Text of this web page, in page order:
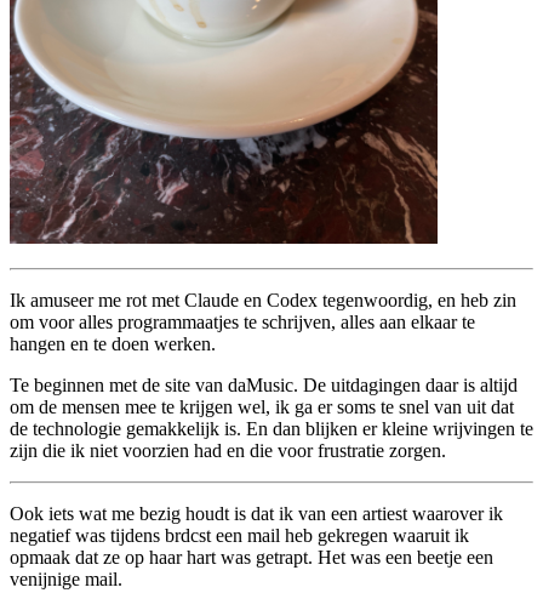
Ik amuseer me rot met Claude en Codex tegenwoordig, en heb zin
om voor alles programmaatjes te schrijven, alles aan elkaar te
hangen en te doen werken.
Te beginnen met de site van daMusic. De uitdagingen daar is altijd
om de mensen mee te krijgen wel, ik ga er soms te snel van uit dat
de technologie gemakkelijk is. En dan blijken er kleine wrijvingen te
zijn die ik niet voorzien had en die voor frustratie zorgen.
Ook iets wat me bezig houdt is dat ik van een artiest waarover ik
negatief was tijdens brdcst een mail heb gekregen waaruit ik
opmaak dat ze op haar hart was getrapt. Het was een beetje een
venijnige mail.